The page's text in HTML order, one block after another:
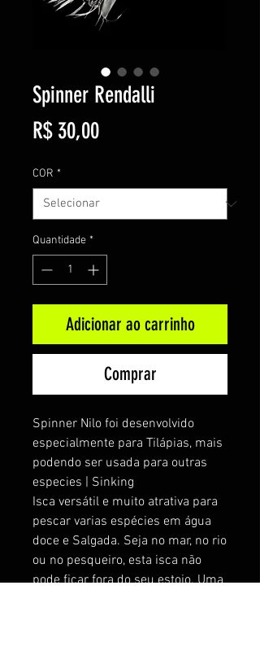
Spinner Rendalli
R$ 30,00Preço
COR *
Quantidade *
Adicionar ao carrinho
Comprar
Spinner Nilo foi desenvolvido
especialmente para Tilápias, mais
podendo ser usada para outras
especies | Sinking
Isca versátil e muito atrativa para
pescar varias espécies em água
doce e Salgada. Seja no mar, no rio
ou no pesqueiro, esta isca não
pode ficar fora do seu estojo. Uma